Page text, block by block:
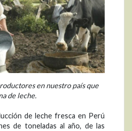
en nuestro país que
de leche.
de leche fresca en Perú
de toneladas al año, de las